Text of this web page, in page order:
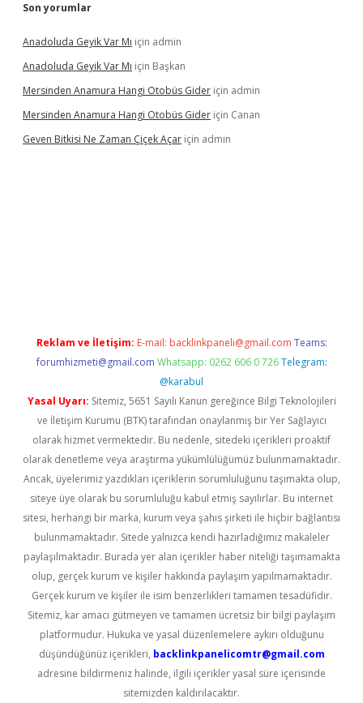
Son yorumlar
Anadoluda Geyik Var Mı için admin
Anadoluda Geyik Var Mı için Başkan
Mersinden Anamura Hangi Otobüs Gider için admin
Mersinden Anamura Hangi Otobüs Gider için Canan
Geven Bitkisi Ne Zaman Çiçek Açar için admin
Reklam ve İletişim: E-mail: backlinkpaneli@gmail.com Teams:
forumhizmeti@gmail.com Whatsapp: 0262 606 0 726 Telegram:
@karabul
Yasal Uyarı: Sitemiz, 5651 Sayılı Kanun gereğince Bilgi Teknolojileri
ve İletişim Kurumu (BTK) tarafından onaylanmış bir Yer Sağlayıcı
olarak hizmet vermektedir. Bu nedenle, sitedeki içerikleri proaktif
olarak denetleme veya araştırma yükümlülüğümüz bulunmamaktadır.
Ancak, üyelerimiz yazdıkları içeriklerin sorumluluğunu taşımakta olup,
siteye üye olarak bu sorumluluğu kabul etmiş sayılırlar. Bu internet
sitesi, herhangi bir marka, kurum veya şahıs şirketi ile hiçbir bağlantısı
bulunmamaktadır. Sitede yalnızca kendi hazırladığımız makaleler
paylaşılmaktadır. Burada yer alan içerikler haber niteliği taşımamakta
olup, gerçek kurum ve kişiler hakkında paylaşım yapılmamaktadır.
Gerçek kurum ve kişiler ile isim benzerlikleri tamamen tesadüfidir.
Sitemiz, kar amacı gütmeyen ve tamamen ücretsiz bir bilgi paylaşım
platformudur. Hukuka ve yasal düzenlemelere aykırı olduğunu
düşündüğünüz içerikleri, backlinkpanelicomtr@gmail.com
adresine bildirmeniz halinde, ilgili içerikler yasal süre içerisinde
sitemizden kaldırılacaktır.